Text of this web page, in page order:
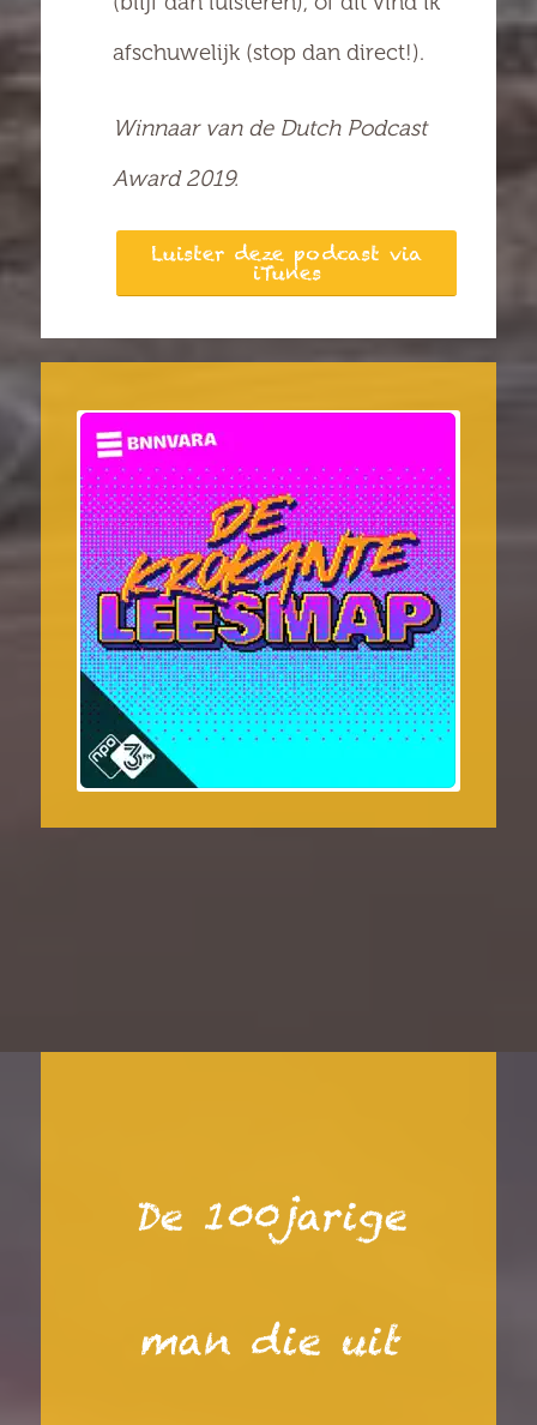
afschuwelijk (stop dan direct!).
Winnaar van de Dutch Podcast
Award 2019.
Luister deze podcast via
iTunes
De 100jarige
man die uit